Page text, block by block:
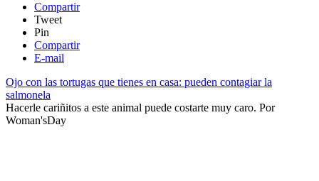
Compartir
Tweet
Pin
Compartir
E-mail
Ojo con las tortugas que tienes en casa: pueden contagiar la
salmonela
​Hacerle cariñitos a este animal puede costarte muy caro. Por
Woman'sDay